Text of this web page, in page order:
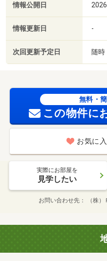
情報公開日
情報更新日 -
次回更新予定日 随時
無料・
この物件に
お気に
実際にお部屋を
見学したい
お問い合わせ先 （株